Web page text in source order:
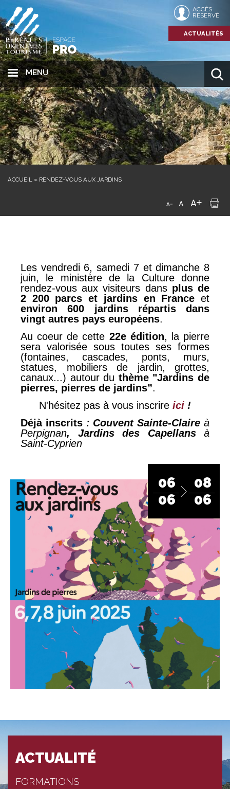
MENU
ACCÈS
RÉSERVÉ
ACTUALITÉS
ACCUEIL » RENDEZ-VOUS AUX JARDINS
Les vendredi 6, samedi 7 et dimanche 8
juin, le ministère de la Culture donne
rendez-vous aux visiteurs dans plus de
2 200 parcs et jardins en France et
environ 600 jardins répartis dans
vingt autres pays européens.
Au coeur de cette 22e édition, la pierre
sera valorisée sous toutes ses formes
(fontaines, cascades, ponts, murs,
statues, mobiliers de jardin, grottes,
canaux...) autour du thème "Jardins de
pierres, pierres de jardins”.
N'hésitez pas à vous inscrire ici !
Déjà inscrits : Couvent Sainte-Claireà
Perpignan, Jardins des Capellans à
Saint-Cyprien
06
06
08
06
ACTUALITÉ
FORMATIONS